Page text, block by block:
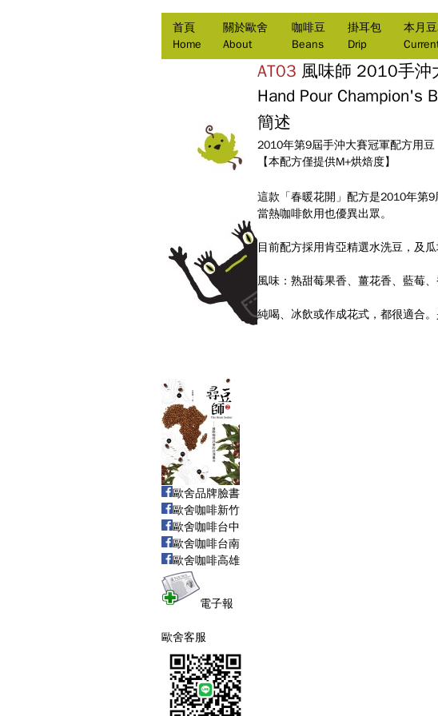
首頁
Home
關於歐舍
About
咖啡豆
Beans
掛耳包
Drip
本月
歐舍品牌臉書
歐舍咖啡新竹
歐舍咖啡台中
歐舍咖啡台南
歐舍咖啡高雄
電子報
歐舍客服
AT03 風味師 2010手沖
Hand Pour Champion's
簡述
2010年第9屆手沖大賽冠軍配方用
【本配方僅提供M+烘焙度】
這款「春暖花開」配方是2010年第
當熱咖啡飲用也優異出眾。
目前配方採用肯亞精選水洗豆，及
風味：熟甜莓果香、薑花香、藍莓、
純喝、冰飲或作成花式，都很適合